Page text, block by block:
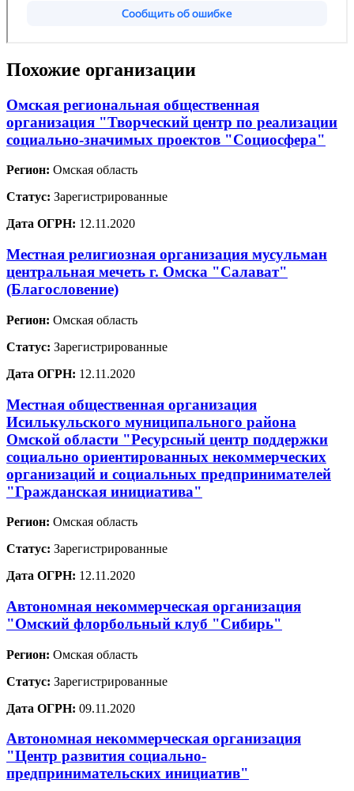
Похожие организации
Омская региональная общественная
организация "Творческий центр по реализации
социально-значимых проектов "Социосфера"
Регион: Омская область
Статус: Зарегистрированные
Дата ОГРН: 12.11.2020
Местная религиозная организация мусульман
центральная мечеть г. Омска "Салават"
(Благословение)
Регион: Омская область
Статус: Зарегистрированные
Дата ОГРН: 12.11.2020
Местная общественная организация
Исилькульского муниципального района
Омской области "Ресурсный центр поддержки
социально ориентированных некоммерческих
организаций и социальных предпринимателей
"Гражданская инициатива"
Регион: Омская область
Статус: Зарегистрированные
Дата ОГРН: 12.11.2020
Автономная некоммерческая организация
"Омский флорбольный клуб "Сибирь"
Регион: Омская область
Статус: Зарегистрированные
Дата ОГРН: 09.11.2020
Автономная некоммерческая организация
"Центр развития социально-
предпринимательских инициатив"